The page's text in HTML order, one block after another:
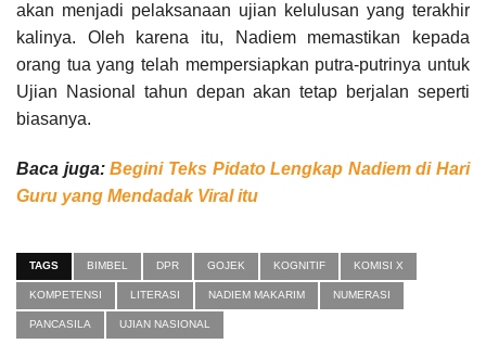
akan menjadi pelaksanaan ujian kelulusan yang terakhir
kalinya. Oleh karena itu, Nadiem memastikan kepada
orang tua yang telah mempersiapkan putra-putrinya untuk
Ujian Nasional tahun depan akan tetap berjalan seperti
biasanya.
Baca juga:Begini Teks Pidato Lengkap Nadiem di Hari
Guru yang Mendadak Viral itu
TAGS BIMBEL DPR GOJEK KOGNITIF KOMISI X
KOMPETENSI LITERASI NADIEM MAKARIM NUMERASI
PANCASILA UJIAN NASIONAL